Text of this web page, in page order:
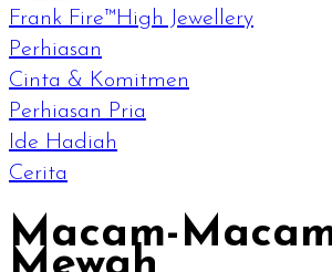
Frank Fire™High Jewellery
Perhiasan
Cinta & Komitmen
Perhiasan Pria
Ide Hadiah
Cerita
Macam-